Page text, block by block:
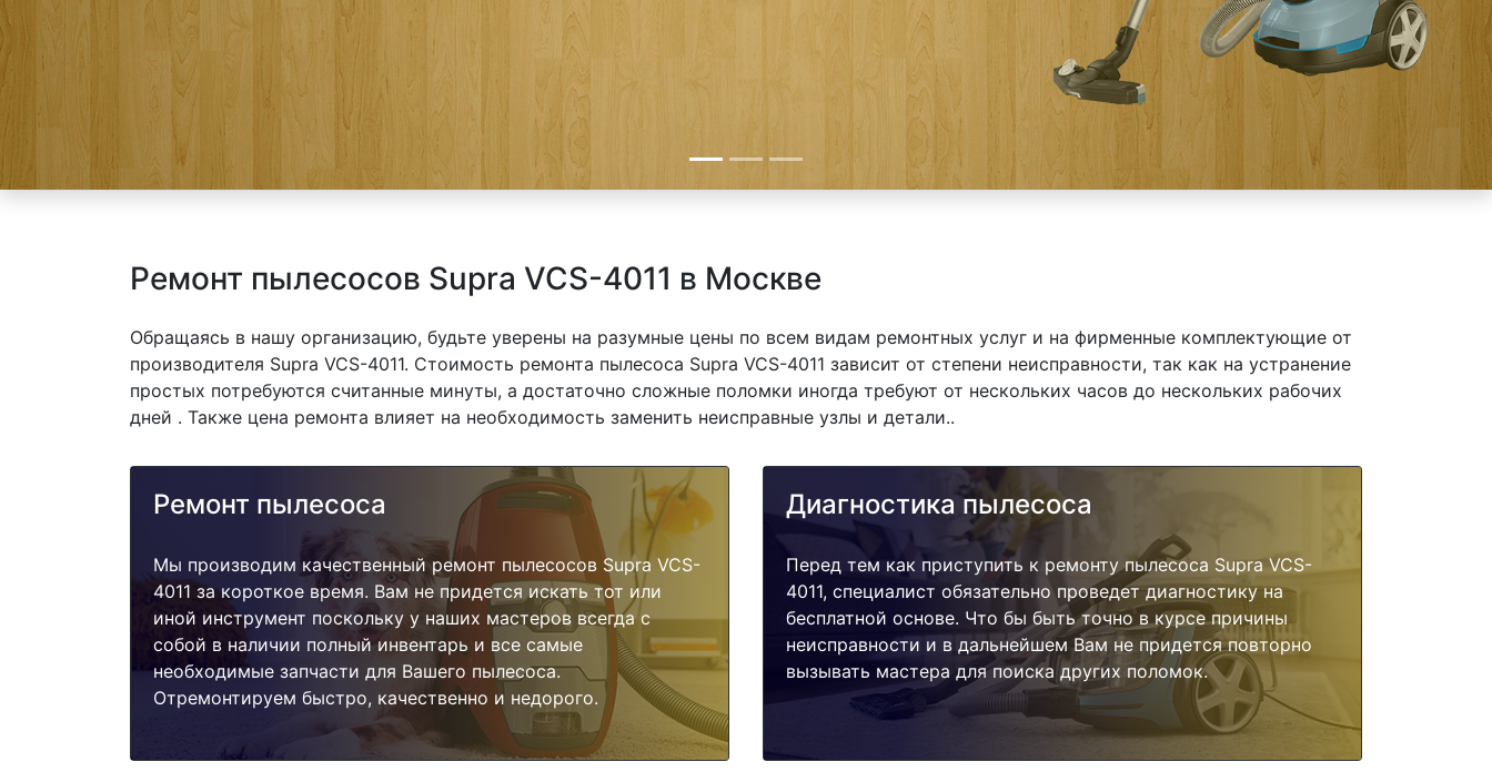
Ремонт пылесосов Supra VCS-4011 в Москве
Обращаясь в нашу организацию, будьте уверены на разумные цены по всем видам ремонтных услуг и на фирменные комплектующие от
производителя Supra VCS-4011. Стоимость ремонта пылесоса Supra VCS-4011 зависит от степени неисправности, так как на устранение
простых потребуются считанные минуты, а достаточно сложные поломки иногда требуют от нескольких часов до нескольких рабочих
дней . Также цена ремонта влияет на необходимость заменить неисправные узлы и детали..
Ремонт пылесоса
Мы производим качественный ремонт пылесосов Supra VCS-
4011 за короткое время. Вам не придется искать тот или
иной инструмент поскольку у наших мастеров всегда с
собой в наличии полный инвентарь и все самые
необходимые запчасти для Вашего пылесоса.
Отремонтируем быстро, качественно и недорого.
Диагностика пылесоса
Перед тем как приступить к ремонту пылесоса Supra VCS-
4011, специалист обязательно проведет диагностику на
бесплатной основе. Что бы быть точно в курсе причины
неисправности и в дальнейшем Вам не придется повторно
вызывать мастера для поиска других поломок.